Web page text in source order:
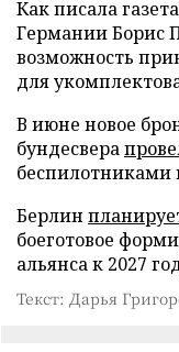
Как писала
Германии Борис
возможность
для
В июне новое
бундесвера
беспилотниками
Берлин
боеготовое
альянса к 2027
Текст: Дарья